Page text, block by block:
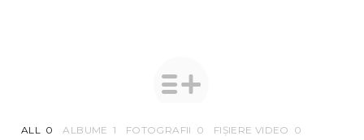
ALL 0 ALBUME 1 FOTOGRAFII 0 FIȘIERE VIDEO 0